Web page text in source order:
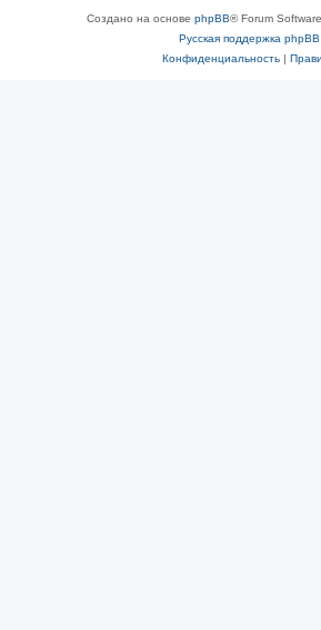
Создано на основе phpBB® Forum
Русская поддержка phpBB
Конфиденциальность|